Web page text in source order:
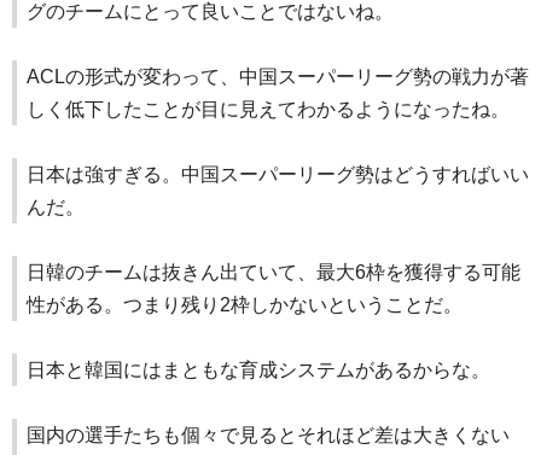
グのチームにとって良いことではないね。
ACLの形式が変わって、中国スーパーリーグ勢の戦力が著
しく低下したことが目に見えてわかるようになったね。
日本は強すぎる。中国スーパーリーグ勢はどうすればいい
んだ。
日韓のチームは抜きん出ていて、最大6枠を獲得する可能
性がある。つまり残り2枠しかないということだ。
日本と韓国にはまともな育成システムがあるからな。
国内の選手たちも個々で見るとそれほど差は大きくない